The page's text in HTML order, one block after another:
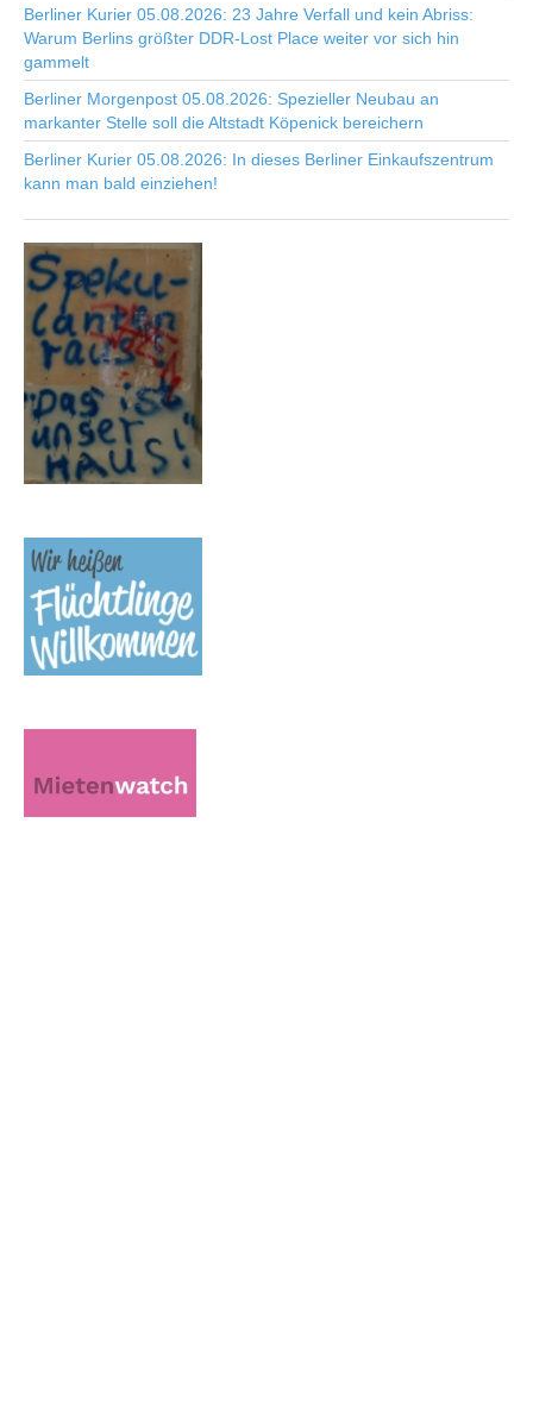
Berliner Kurier 05.08.2026: 23 Jahre Verfall und kein Abriss:
Warum Berlins größter DDR-Lost Place weiter vor sich hin
gammelt
Berliner Morgenpost 05.08.2026: Spezieller Neubau an
markanter Stelle soll die Altstadt Köpenick bereichern
Berliner Kurier 05.08.2026: In dieses Berliner Einkaufszentrum
kann man bald einziehen!